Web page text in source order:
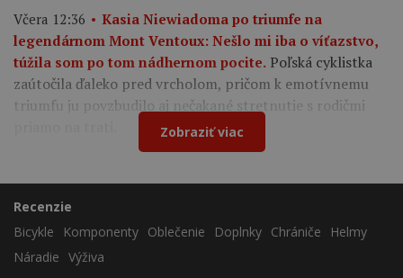
Včera 12:36
Kasia Niewiadoma po triumfe na
legendárnom Mont Ventoux: Nešlo mi iba o víťazstvo,
túžila som po tom nádhernom pocite. Poľská cyklistka
zaútočila ďaleko pred vrcholom, pričom k emotívnemu
triumfu ju povzbudilo aj nečakané stretnutie s rodičmi
Zobraziť viac
Recenzie
Bicykle
Komponenty Oblečenie Doplnky Chrániče
Helmy
Náradie Výživa